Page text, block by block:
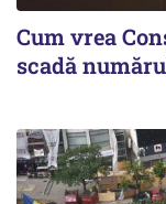
Cum vrea
scadă